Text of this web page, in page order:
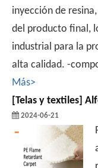
inyección de
del producto final,
industrial para la
alta calidad. -
Más>
Telas y textiles
2024-06-21